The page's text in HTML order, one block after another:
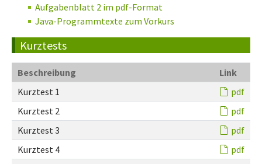
Aufgabenblatt 2 im pdf-Format
Java-Programmtexte zum Vorkurs
Kurztests
Beschreibung
Link
Kurztest 1
pdf
Kurztest 2
pdf
Kurztest 3
pdf
Kurztest 4
pdf